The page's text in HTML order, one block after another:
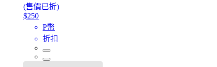
(售價已折)
$250
P幣
折扣